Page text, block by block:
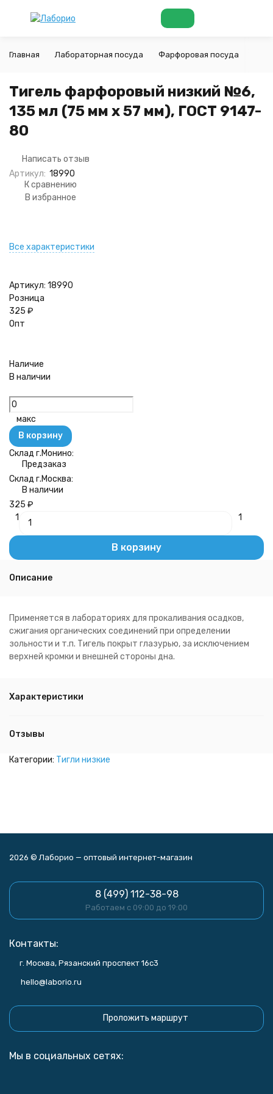
Главная Лабораторная посуда Фарфоровая посуда
Тигель фарфоровый низкий №6,
135 мл (75 мм х 57 мм), ГОСТ 9147-
80
Написать отзыв
Артикул: 18990
К сравнению
В избранное
Все характеристики
Артикул: 18990
Розница
325 ₽
Опт
Наличие
В наличии
макс
В корзину
Склад г.Монино:
Предзаказ
Склад г.Москва:
В наличии
325 ₽
1
1
В корзину
Описание
Применяется в лабораториях для прокаливания осадков,
сжигания органических соединений при определении
зольности и т.п. Тигель покрыт глазурью, за исключением
верхней кромки и внешней стороны дна.
Характеристики
Отзывы
Категории: Тигли низкие
2026 © Лаборио — оптовый интернет-магазин
8 (499) 112-38-98
Работаем с 09:00 до 19:00
Контакты:
г. Москва, Рязанский проспект 16с3
hello@laborio.ru
Проложить маршрут
Мы в социальных сетях: